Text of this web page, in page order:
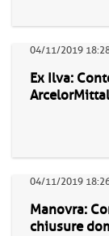
04/11/2019
Ex Ilva:
04/11/2019
Manovra:
chiusure